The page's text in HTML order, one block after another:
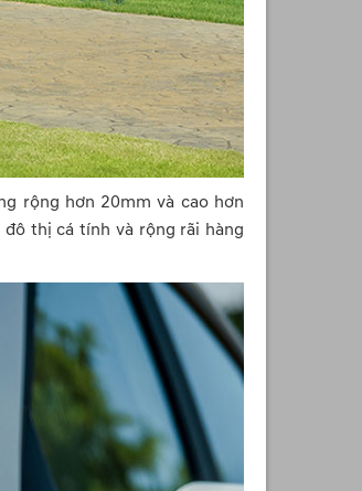
rộng hơn 20mm và cao hơn
thị cá tính và rộng rãi hàng